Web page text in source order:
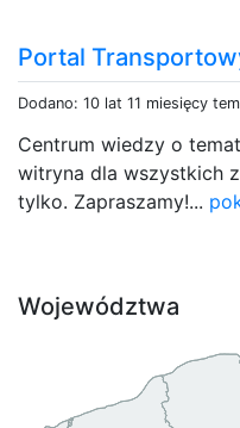
Portal
Dodano: 10 lat 11 miesięcy
Centrum wiedzy o
witryna dla wszystkich
tylko. Zapraszamy!...
Województwa